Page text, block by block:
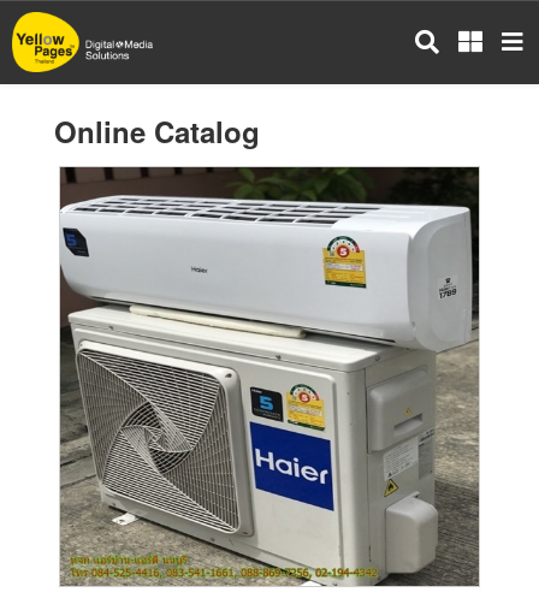
Skip
to
main
Online Catalog